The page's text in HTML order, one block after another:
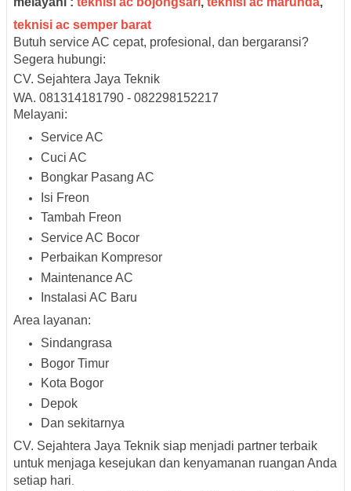
teknisi ac semper barat
Butuh service AC cepat, profesional, dan bergaransi?
Segera hubungi:
CV. Sejahtera Jaya Teknik
WA. 081314181790 - 082298152217
Melayani:
Service AC
Cuci AC
Bongkar Pasang AC
Isi Freon
Tambah Freon
Service AC Bocor
Perbaikan Kompresor
Maintenance AC
Instalasi AC Baru
Area layanan:
Sindangrasa
Bogor Timur
Kota Bogor
Depok
Dan sekitarnya
CV. Sejahtera Jaya Teknik siap menjadi partner terbaik
untuk menjaga kesejukan dan kenyamanan ruangan Anda
setiap hari.